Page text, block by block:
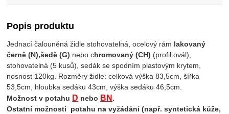
Popis produktu
Jednací čalouněná židle stohovatelná, ocelový rám lakovaný
černě (N),šedě (G) nebo chromovaný (CH) (profil ovál),
stohovatelná (5 kusů), sedák se spodním plastovým krytem,
nosnost 120kg. Rozměry židle: celková výška 83,5cm, šířka
53,5cm, hloubka sedáku 43cm, výška sedáku 46,5cm.
Možnost v potahu D nebo BN .
Ostatní možnosti potahu na vyžádání (např. syntetická kůže,